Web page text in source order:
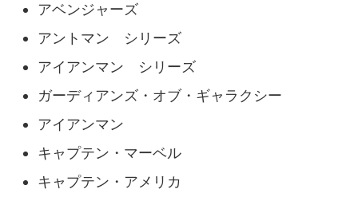
アベンジャーズ
アントマン シリーズ
アイアンマン シリーズ
ガーディアンズ・オブ・ギャラクシー
アイアンマン
キャプテン・マーベル
キャプテン・アメリカ